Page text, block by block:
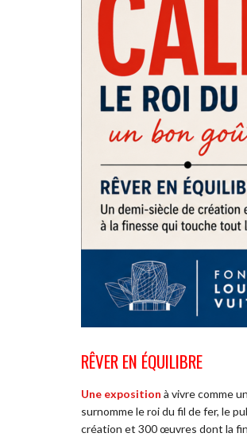
RÊVER EN ÉQUILIBRE
Une exposition à vivre comme
surnomme le roi du fil de fer, le
création et 300 œuvres dont la